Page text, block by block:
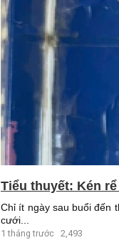
Tiểu thuyết: Kén rể
Chỉ ít ngày sau buổi đến
cưới...
1 tháng trước 2,493